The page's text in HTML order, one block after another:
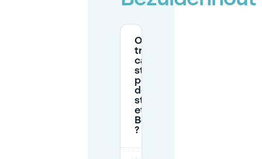
Où puis-je
trouver une
carte de
stationnement
pour les zones
de
stationnement
et tarifs de
Bezuidenhout
?